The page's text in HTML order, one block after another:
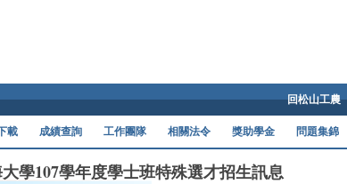
回松山工農
載 成績查詢 工作團隊 相關法令 獎助學金 問題集錦
學107學年度學士班特殊選才招生訊息